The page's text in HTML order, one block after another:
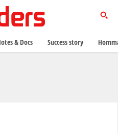
& Docs Success story